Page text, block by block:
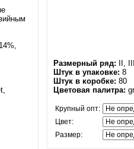
Размерный ряд:
II,
Штук в упаковке: 8
Штук в коробке: 80
Цветовая палитра:
Крупный опт:
Цвет:
Размер: